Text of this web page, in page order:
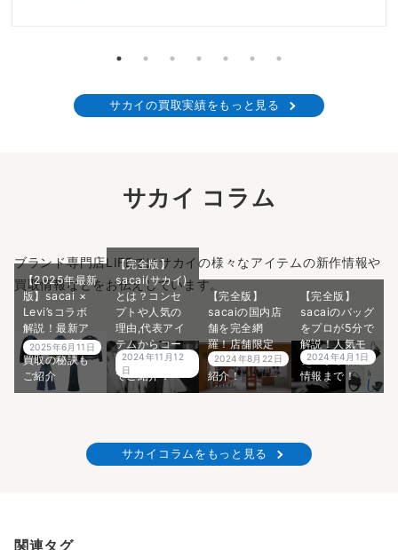
サカイの買取実績をもっと見る
サカイ コラム
ブランド専門店LIFEではサカイの様々なアイテムの新作情報や
買取情報などをお伝えしています。
【2025年最新
版】sacai ×
Levi’sコラボ
解説！最新ア
イテムの高額
買取の秘訣も
ご紹介
2025年6月11日
【完全版】
sacai(サカイ)
とは？コンセ
プトや人気の
理由,代表アイ
テムからコー
ディネートま
でご紹介！
2024年11月12
日
【完全版】
sacaiの国内店
舗を完全網
羅！店舗限定
アイテムもご
紹介！
2024年8月22日
【完全版】
sacaiのバッグ
をプロが5分で
解説！人気モ
デルから店舗
情報まで！
2024年4月1日
サカイコラムをもっと見る
関連タグ